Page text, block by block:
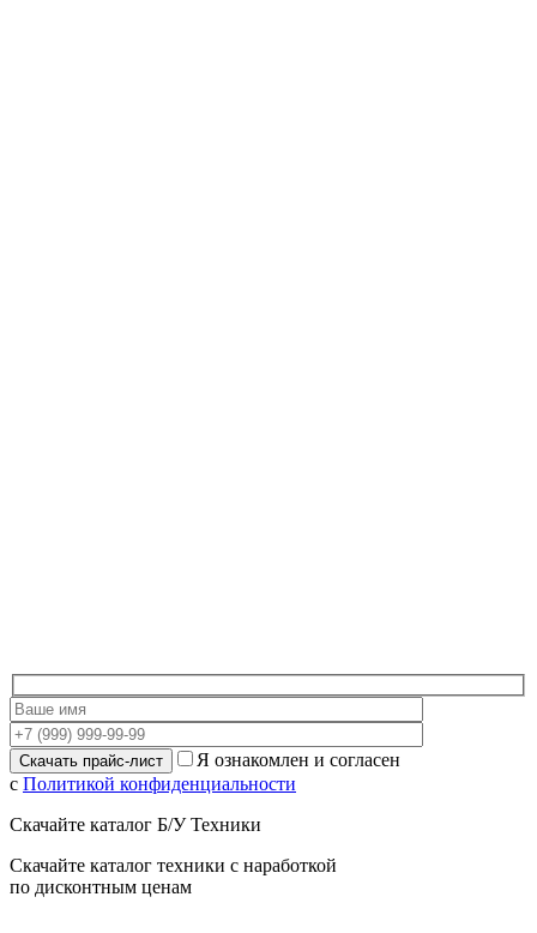
Я ознакомлен и согласен
с Политикой конфиденциальности
Скачайте каталог Б/У Техники
Скачайте каталог техники с наработкой
по дисконтным ценам